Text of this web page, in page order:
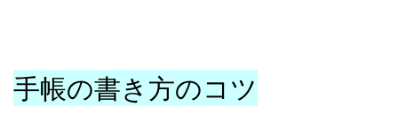
手帳の書き方のコツ